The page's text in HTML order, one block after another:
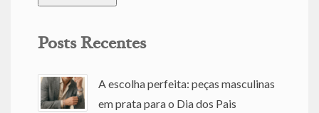
Posts Recentes
A escolha perfeita: peças masculinas
em prata para o Dia dos Pais